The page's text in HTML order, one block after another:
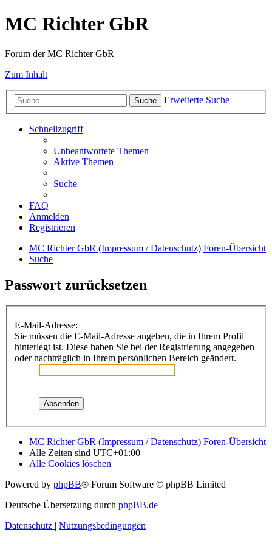
MC Richter GbR
Forum der MC Richter GbR
Zum Inhalt
Suche Erweiterte Suche
Schnellzugriff
Unbeantwortete Themen
Aktive Themen
Suche
FAQ
Anmelden
Registrieren
MC Richter GbR (Impressum / Datenschutz) Foren-Übersicht
Suche
Passwort zurücksetzen
E-Mail-Adresse:
Sie müssen die E-Mail-Adresse angeben, die in Ihrem Profil
hinterlegt ist. Diese haben Sie bei der Registrierung angegeben
oder nachträglich in Ihrem persönlichen Bereich geändert.
MC Richter GbR (Impressum / Datenschutz) Foren-Übersicht
Alle Zeiten sind UTC+01:00
Alle Cookies löschen
Powered by phpBB® Forum Software © phpBB Limited
Deutsche Übersetzung durch phpBB.de
Datenschutz | Nutzungsbedingungen